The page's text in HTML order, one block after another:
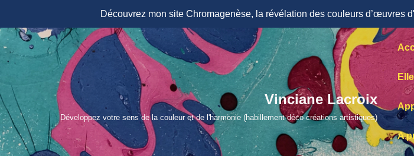
Découvrez mon site Chromagenèse, la révélation des couleurs d’œuvres
Aller
contenu
Vinciane Lacroix
Développez votre sens de la couleur et de l'harmonie (habillement-déco-créations artistiques)
A